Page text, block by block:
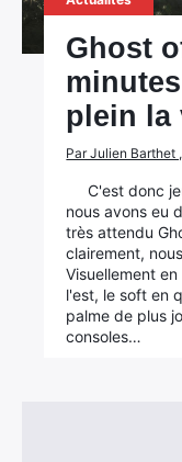
Ghost
plein la
Par Julien Barthet
C'est donc
nous avons eu
très attendu
clairement,
Visuellement
l'est, le soft en
palme de plus
consoles…